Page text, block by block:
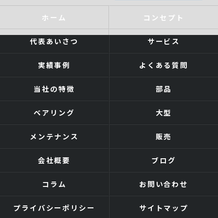
ホーム コンセプト
代表あいさつ サービス
実績事例 よくある質問
当社の特徴 部品
ベアリング 大型
メンテナンス 販売
会社概要 ブログ
コラム お問い合わせ
プライバシーポリシー サイトマップ